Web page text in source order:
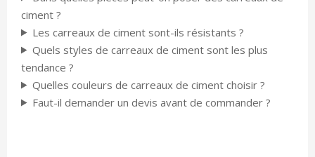
ciment ?
Les carreaux de ciment sont-ils résistants ?
Quels styles de carreaux de ciment sont les plus
tendance ?
Quelles couleurs de carreaux de ciment choisir ?
Faut-il demander un devis avant de commander ?